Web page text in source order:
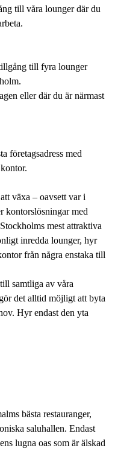
till våra lounger där du
till fyra lounger
eller där du är närmast
företagsadress med
växa – oavsett var i
kontorslösningar med
mest attraktiva
inredda lounger, hyr
från några enstaka till
samtliga av våra
det alltid möjligt att byta
Hyr endast den yta
bästa restauranger,
saluhallen. Endast
lugna oas som är älskad